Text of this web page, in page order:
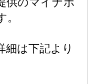
細は下記より